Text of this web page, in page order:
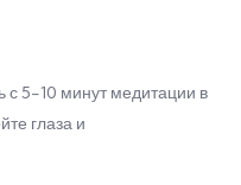
с 5-10 минут медитации в
глаза и